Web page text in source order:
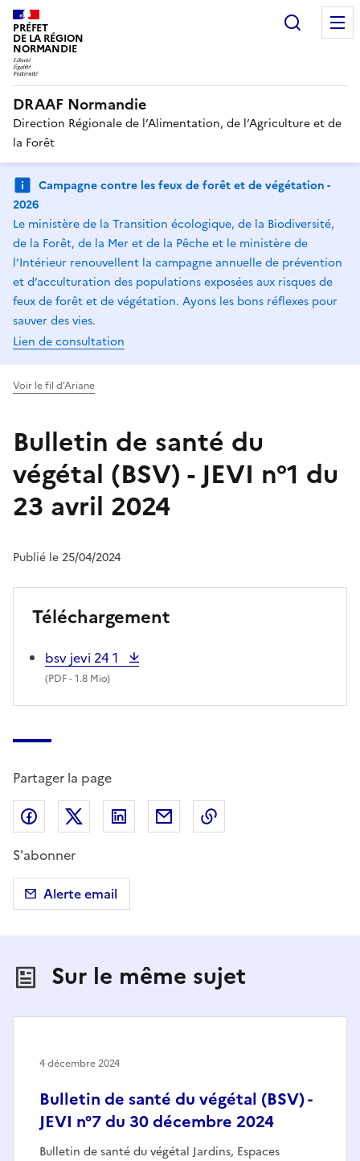
PRÉFET
DE LA RÉGION
NORMANDIE
DRAAF Normandie
Direction Régionale de l’Alimentation, de l’Agriculture et de
la Forêt
Campagne contre les feux de forêt et de végétation -
2026
Le ministère de la Transition écologique, de la Biodiversité,
de la Forêt, de la Mer et de la Pêche et le ministère de
l’Intérieur renouvellent la campagne annuelle de prévention
et d’acculturation des populations exposées aux risques de
feux de forêt et de végétation. Ayons les bons réflexes pour
sauver des vies.
Lien de consultation
Voir le fil d'Ariane
Bulletin de santé du
végétal (BSV) - JEVI n°1 du
23 avril 2024
Publié le 25/04/2024
Téléchargement
bsv jevi 24 1
(PDF- 1.8 Mio)
Partager la page
Partager sur Facebook
Partager sur X (anciennement Twitter)
Partager sur LinkedIn
Partager par email
S'abonner
Alerte email
Sur le même sujet
Bulletin de santé du végétal (BSV) -
JEVI n°7 du 30 décembre 2024
Bulletin de santé du végétal Jardins, Espaces
4 décembre 2024